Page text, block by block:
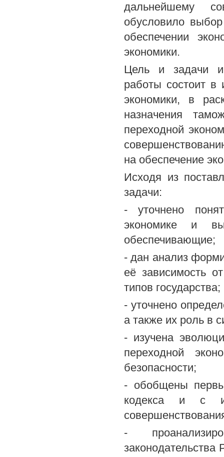
дальнейшему
обусловило
обеспечении
экономики.
Цель и задачи
работы состоит в
экономики, в
назначения
переходной
на обеспечение
Исходя из
задачи:
- уточнено
экономике и
обеспечивающие;
- дан анализ
её зависимость
типов государства;
- уточнено
а также их роль в
- изучена
переходной
безопасности;
- обобщены
кодекса и с
-
законодательства